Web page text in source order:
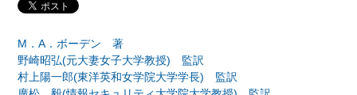
M．A．ボーデン 著
野崎昭弘(元大妻女子大学教授) 監訳
村上陽一郎(東洋英和女学院大学学長) 監訳